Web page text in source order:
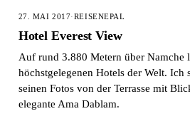
27. MAI 2017·REISENEPAL
Hotel Everest View
Auf rund 3.880 Metern über Namche
höchstgelegenen Hotels der Welt. Ich
seinen Fotos von der Terrasse mit
elegante Ama Dablam.